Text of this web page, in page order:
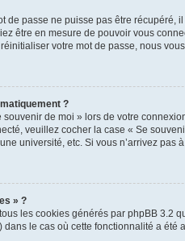
de passe ne puisse pas être récupéré,
être en mesure de pouvoir vous
votre mot de passe, nous
?
de moi » lors de votre
veuillez cocher la case « Se
université, etc. Si vous n’arrivez pas
» ?
les cookies générés par phpBB 3.2
dans le cas où cette fonctionnalité a